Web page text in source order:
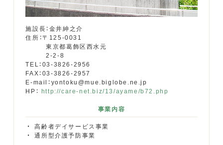
施設長：金井紳之介
住所：〒125-0031
東京都葛飾区西水元
2-2-8
TEL：03-3826-2956
FAX：03-3826-2957
E-mail：yontoku@mue.biglobe.ne.jp
HP：
http://care-net.biz/13/ayame/b72.php
事業内容
高齢者デイサービス事業
通所型介護予防事業